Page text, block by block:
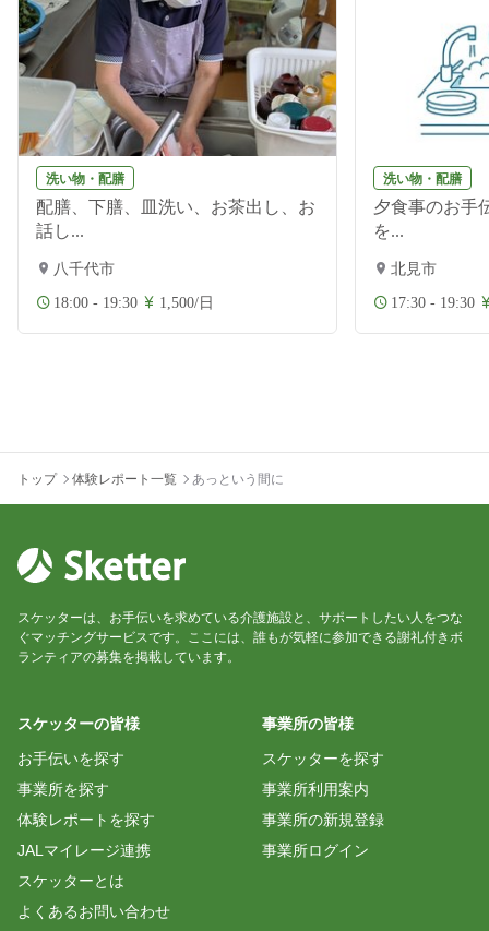
洗い物・配膳
配膳、下膳、皿洗い、お茶出し、お
話し...
八千代市
18:00 - 19:30 1,500/日
洗い物・配膳
夕食事のお手
を...
北見市
17:30 - 19:30
トップ 体験レポート一覧 あっという間に
スケッターは、お手伝いを求めている介護施設と、サポートしたい人をつな
ぐマッチングサービスです。ここには、誰もが気軽に参加できる謝礼付きボ
ランティアの募集を掲載しています。
スケッターの皆様
お手伝いを探す
事業所を探す
体験レポートを探す
JALマイレージ連携
スケッターとは
よくあるお問い合わせ
事業所の皆様
スケッターを探す
事業所利用案内
事業所の新規登録
事業所ログイン